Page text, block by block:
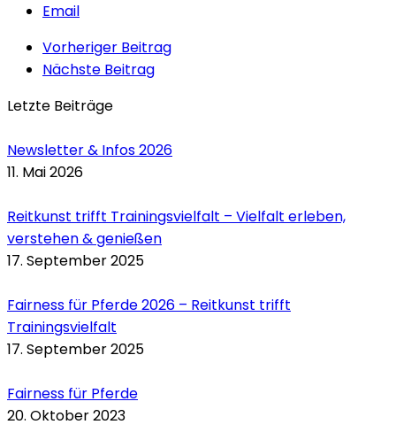
Email
Vorheriger Beitrag
Nächste Beitrag
Letzte Beiträge
Newsletter & Infos 2026
11. Mai 2026
Reitkunst trifft Trainingsvielfalt – Vielfalt erleben,
verstehen & genießen
17. September 2025
Fairness für Pferde 2026 – Reitkunst trifft
Trainingsvielfalt
17. September 2025
Fairness für Pferde
20. Oktober 2023